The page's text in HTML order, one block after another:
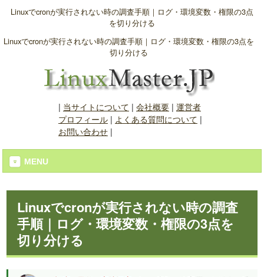
Linuxでcronが実行されない時の調査手順｜ログ・環境変数・権限の3点
を切り分ける
Linuxでcronが実行されない時の調査手順｜ログ・環境変数・権限の3点を
切り分ける
| 当サイトについて | 会社概要| 運営者
プロフィール| よくある質問について |
お問い合わせ|
MENU
Linuxでcronが実行されない時の調査
手順｜ログ・環境変数・権限の3点を
切り分ける